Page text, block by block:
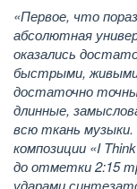
«Первое, что
абсолютная
оказались
быстрыми,
достаточно
длинные,
всю ткань музыки.
композиции «I
до отметки 2:15